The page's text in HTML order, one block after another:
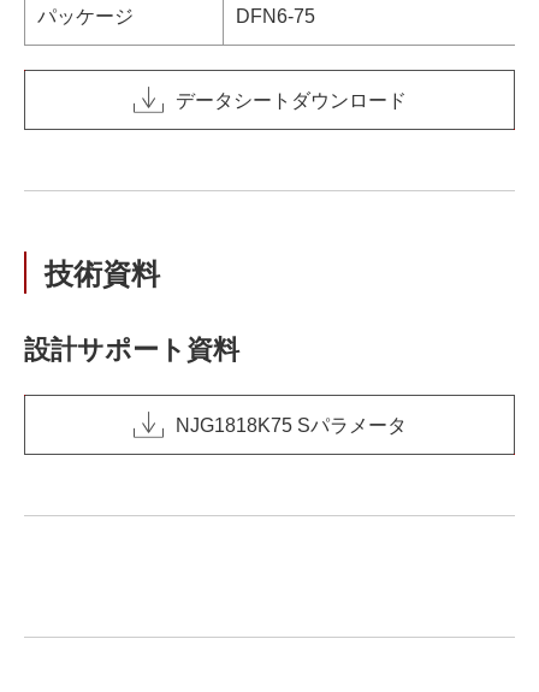
パッケージ DFN6-75
データシートダウンロード
技術資料
設計サポート資料
NJG1818K75 Sパラメータ